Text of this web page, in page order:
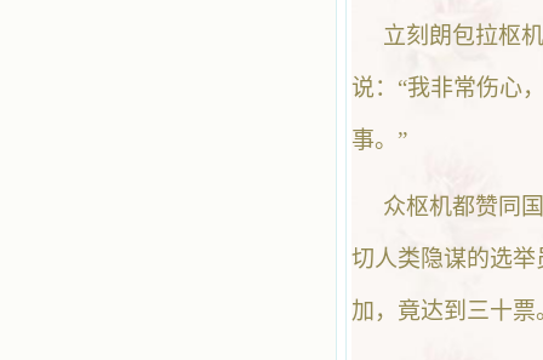
立刻朗包拉枢
说：“我非常伤心
事。”
众枢机都赞同
切人类隐谋的选
加，竟达到三十票